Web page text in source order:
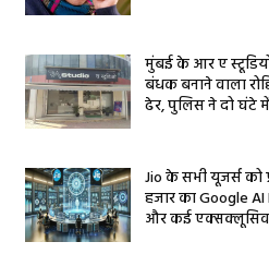
मुंबई के आर ए
बंधक बनाने वाला
ढेर, पुलिस ने दो घंटे
Jio के सभी यूजर्स को
हजार का Google AI
और कई एक्सक्लूसिव